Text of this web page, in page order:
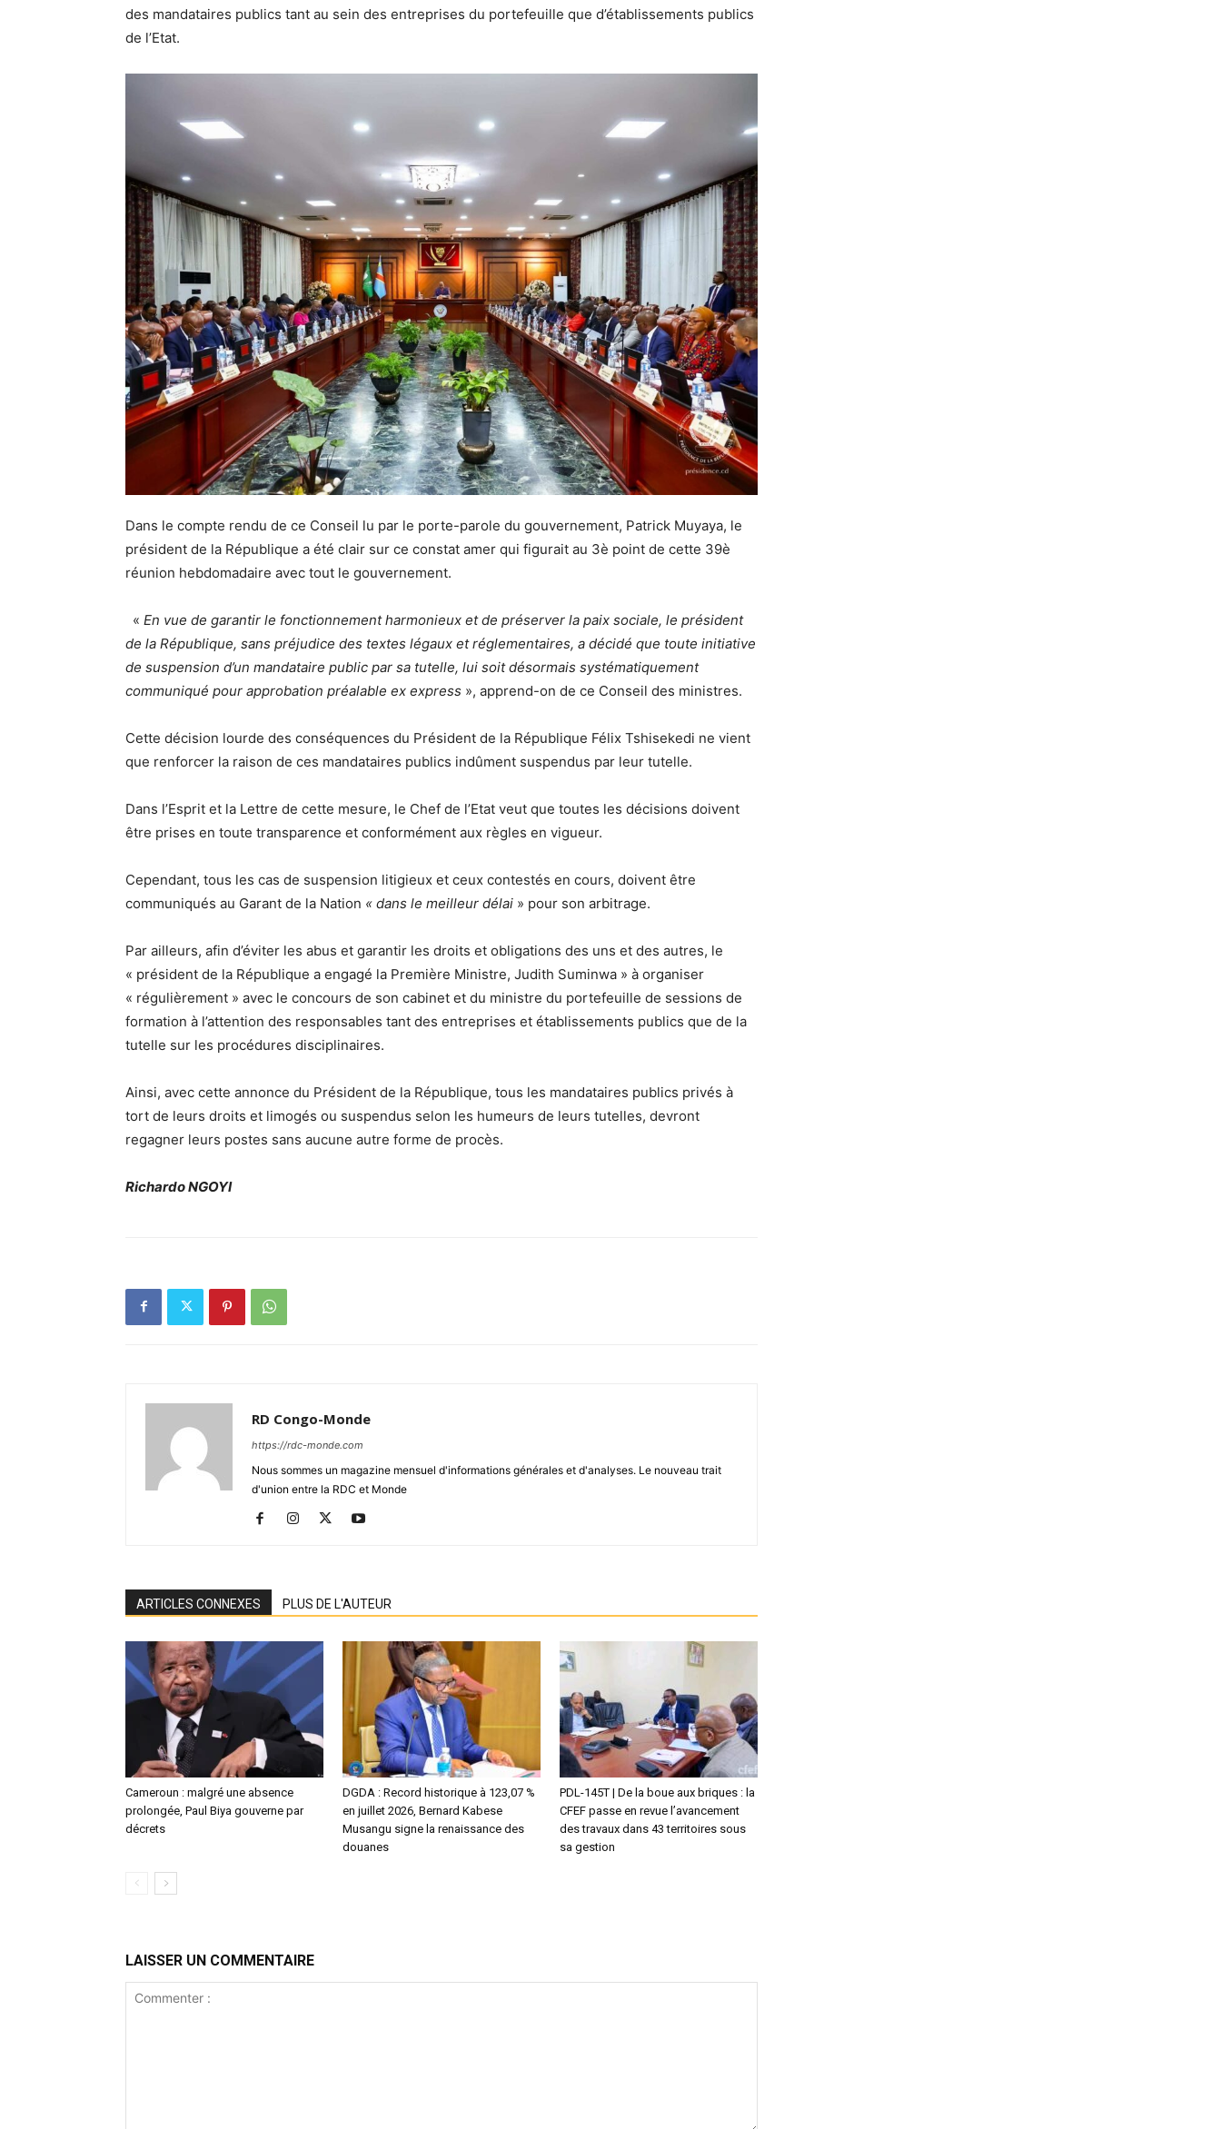
des mandataires publics tant au sein des entreprises du portefeuille que d’établissements publics
de l’Etat.
Dans le compte rendu de ce Conseil lu par le porte-parole du gouvernement, Patrick Muyaya, le
président de la République a été clair sur ce constat amer qui figurait au 3è point de cette 39è
réunion hebdomadaire avec tout le gouvernement.
« En vue de garantir le fonctionnement harmonieux et de préserver la paix sociale, le président
de la République, sans préjudice des textes légaux et réglementaires, a décidé que toute initiative
de suspension d’un mandataire public par sa tutelle, lui soit désormais systématiquement
communiqué pour approbation préalable ex express », apprend-on de ce Conseil des ministres.
Cette décision lourde des conséquences du Président de la République Félix Tshisekedi ne vient
que renforcer la raison de ces mandataires publics indûment suspendus par leur tutelle.
Dans l’Esprit et la Lettre de cette mesure, le Chef de l’Etat veut que toutes les décisions doivent
être prises en toute transparence et conformément aux règles en vigueur.
Cependant, tous les cas de suspension litigieux et ceux contestés en cours, doivent être
communiqués au Garant de la Nation « dans le meilleur délai » pour son arbitrage.
Par ailleurs, afin d’éviter les abus et garantir les droits et obligations des uns et des autres, le
« président de la République a engagé la Première Ministre, Judith Suminwa » à organiser
« régulièrement » avec le concours de son cabinet et du ministre du portefeuille de sessions de
formation à l’attention des responsables tant des entreprises et établissements publics que de la
tutelle sur les procédures disciplinaires.
Ainsi, avec cette annonce du Président de la République, tous les mandataires publics privés à
tort de leurs droits et limogés ou suspendus selon les humeurs de leurs tutelles, devront
regagner leurs postes sans aucune autre forme de procès.
Richardo NGOYI
RD Congo-Monde
https://rdc-monde.com
Nous sommes un magazine mensuel d'informations générales et d'analyses. Le nouveau trait
d'union entre la RDC et Monde
ARTICLES CONNEXES PLUS DE L'AUTEUR
Cameroun : malgré une absence
prolongée, Paul Biya gouverne par
décrets
DGDA : Record historique à 123,07 %
en juillet 2026, Bernard Kabese
Musangu signe la renaissance des
douanes
PDL-145T | De la boue aux briques : la
CFEF passe en revue l’avancement
des travaux dans 43 territoires sous
sa gestion
LAISSER UN COMMENTAIRE